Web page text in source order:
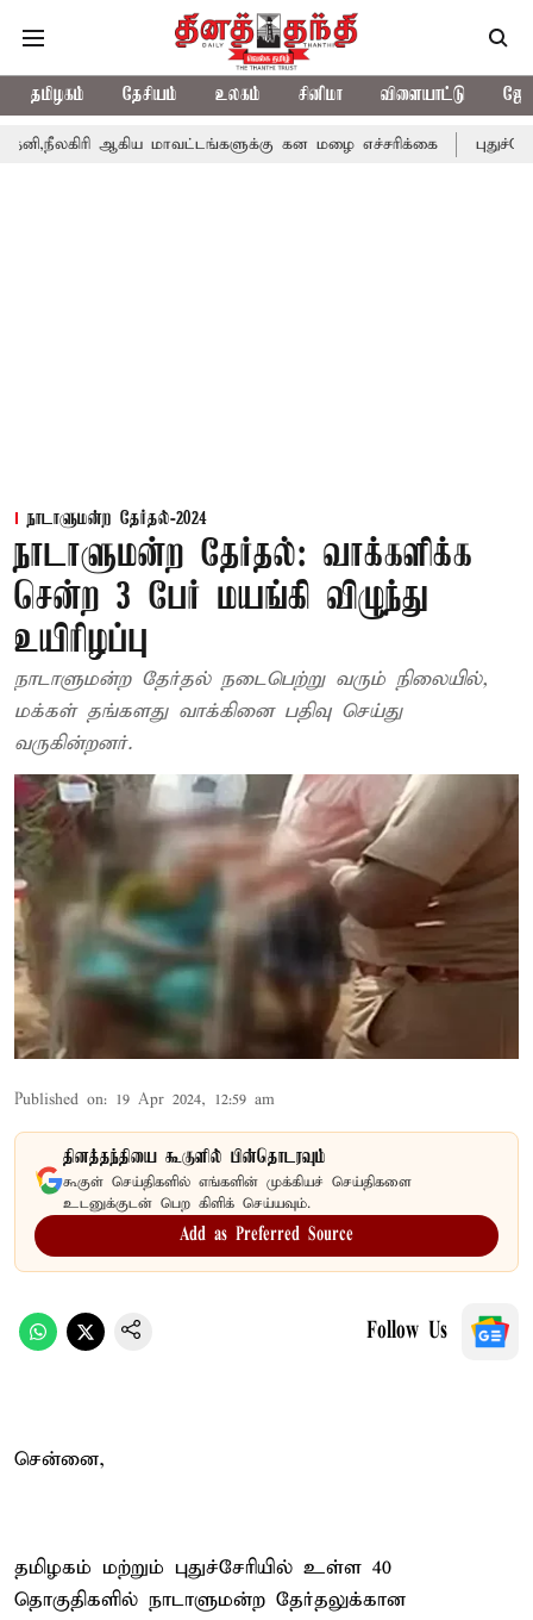
தமிழகம் தேசியம் உலகம் சினிமா விளையாட்டு
மாவட்டங்களுக்கு கன மழை எச்சரிக்கை புதுச்சேரி
நாடாளுமன்ற தேர்தல்-2024
நாடாளுமன்ற தேர்தல்: வாக்களிக்க
சென்ற 3 பேர் மயங்கி விழுந்து
உயிரிழப்பு
நாடாளுமன்ற தேர்தல் நடைபெற்று வரும் நிலையில்,
மக்கள் தங்களது வாக்கினை பதிவு செய்து
வருகின்றனர்.
Published on: 19 Apr 2024, 12:59 am
தினத்தந்தியை கூகுளில் பின்தொடரவும்
கூகுள் செய்திகளில் எங்களின் முக்கியச் செய்திகளை
உடனுக்குடன் பெற கிளிக் செய்யவும்.
Add as Preferred Source
Follow Us
சென்னை,
தமிழகம் மற்றும் புதுச்சேரியில் உள்ள 40
தொகுதிகளில் நாடாளுமன்ற தேர்தலுக்கான